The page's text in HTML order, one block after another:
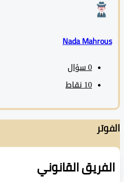
Nada
سؤال
نقاط
القانوني